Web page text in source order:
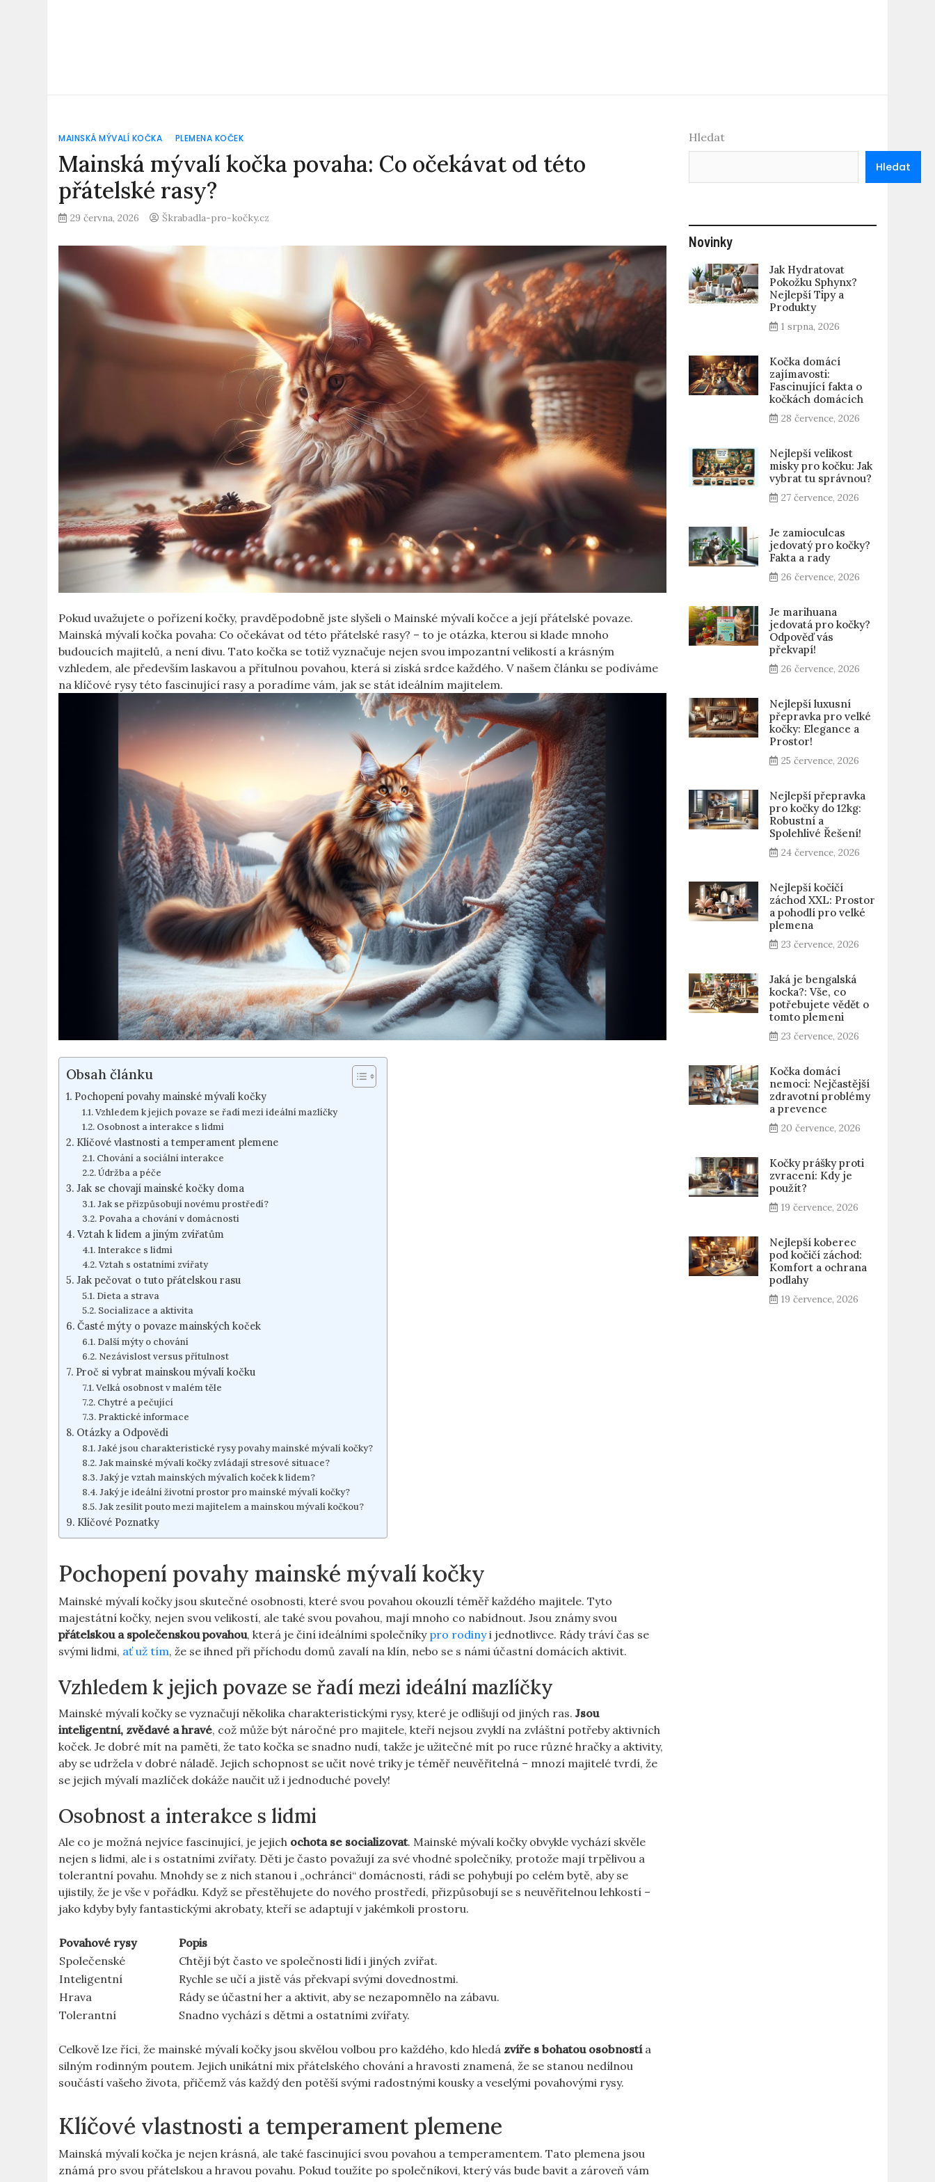
MAINSKÁ MÝVALÍ KOČKA PLEMENA KOČEK
Mainská mývalí kočka povaha: Co očekávat od této
přátelské rasy?
29 června, 2026 Škrabadla-pro-kočky.cz
Pokud uvažujete o pořízení kočky, pravděpodobně jste slyšeli o Mainské mývalí kočce a její přátelské povaze.
Mainská mývalí kočka povaha: Co očekávat od této přátelské rasy? – to je otázka, kterou si klade mnoho
budoucích majitelů, a není divu. Tato kočka se totiž vyznačuje nejen svou impozantní velikostí a krásným
vzhledem, ale především laskavou a přítulnou povahou, která si získá srdce každého. V našem článku se podíváme
na klíčové rysy této fascinující rasy a poradíme vám, jak se stát ideálním majitelem.
Obsah článku
Pochopení povahy mainské mývalí kočky
Vzhledem k jejich povaze se řadí mezi ideální mazlíčky
Osobnost a interakce s lidmi
Klíčové vlastnosti a temperament plemene
Chování a sociální interakce
Údržba a péče
Jak se chovají mainské kočky doma
Jak se přizpůsobují novému prostředí?
Povaha a chování v domácnosti
Vztah k lidem a jiným zvířatům
Interakce s lidmi
Vztah s ostatními zvířaty
Jak pečovat o tuto přátelskou rasu
Dieta a strava
Socializace a aktivita
Časté mýty o povaze mainských koček
Další mýty o chování
Nezávislost versus přítulnost
Proč si vybrat mainskou mývalí kočku
Velká osobnost v malém těle
Chytré a pečující
Praktické informace
Otázky a Odpovědi
Jaké jsou charakteristické rysy povahy mainské mývalí kočky?
Jak mainské mývalí kočky zvládají stresové situace?
Jaký je vztah mainských mývalích koček k lidem?
Jaký je ideální životní prostor pro mainské mývalí kočky?
Jak zesílit pouto mezi majitelem a mainskou mývalí kočkou?
Klíčové Poznatky
Pochopení povahy mainské mývalí kočky
Mainské mývalí kočky jsou skutečné osobnosti, které svou povahou okouzlí téměř každého majitele. Tyto
majestátní kočky, nejen svou velikostí, ale také svou povahou, mají mnoho co nabídnout. Jsou známy svou
přátelskou a společenskou povahou, která je činí ideálními společníky pro rodinyi jednotlivce. Rády tráví čas se
svými lidmi, ať už tím, že se ihned při příchodu domů zavalí na klín, nebo se s námi účastní domácích aktivit.
Vzhledem k jejich povaze se řadí mezi ideální mazlíčky
Mainské mývalí kočky se vyznačují několika charakteristickými rysy, které je odlišují od jiných ras.Jsou
inteligentní, zvědavé a hravé, což může být náročné pro majitele, kteří nejsou zvyklí na zvláštní potřeby aktivních
koček. Je dobré mít na paměti, že tato kočka se snadno nudí, takže je užitečné mít po ruce různé hračky a aktivity,
aby se udržela v dobré náladě. Jejich schopnost se učit nové triky je téměř neuvěřitelná – mnozí majitelé tvrdí, že
se jejich mývalí mazlíček dokáže naučit už i jednoduché povely!
Osobnost a interakce s lidmi
Ale co je možná nejvíce fascinující, je jejich ochota se socializovat. Mainské mývalí kočky obvykle vychází skvěle
nejen s lidmi, ale i s ostatními zvířaty. Děti je často považují za své vhodné společníky, protože mají trpělivou a
tolerantní povahu. Mnohdy se z nich stanou i „ochránci“ domácnosti, rádi se pohybují po celém bytě, aby se
ujistily, že je vše v pořádku. Když se přestěhujete do nového prostředí, přizpůsobují se s neuvěřitelnou lehkostí –
jako kdyby byly fantastickými akrobaty, kteří se adaptují v jakémkoli prostoru.
Povahové rysy
Popis
Společenské
Chtějí být často ve společnosti lidí i jiných zvířat.
Inteligentní
Rychle se učí a jistě vás překvapí svými dovednostmi.
Hrava
Rády se účastní her a aktivit, aby se nezapomnělo na zábavu.
Tolerantní
Snadno vychází s dětmi a ostatními zvířaty.
Celkově lze říci, že mainské mývalí kočky jsou skvělou volbou pro každého, kdo hledá zvíře s bohatou osobnostía
silným rodinným poutem. Jejich unikátní mix přátelského chování a hravosti znamená, že se stanou nedílnou
součástí vašeho života, přičemž vás každý den potěší svými radostnými kousky a veselými povahovými rysy.
Klíčové vlastnosti a temperament plemene
Mainská mývalí kočka je nejen krásná, ale také fascinující svou povahou a temperamentem. Tato plemena jsou
známá pro svou přátelskou a hravou povahu. Pokud toužíte po společníkovi, který vás bude bavit a zároveň vám
Hledat
Hledat
Novinky
Jak Hydratovat
Pokožku Sphynx?
Nejlepší Tipy a
Produkty
1 srpna, 2026
Kočka domácí
zajímavosti:
Fascinující fakta o
kočkách domácích
28 července, 2026
Nejlepší velikost
misky pro kočku: Jak
vybrat tu správnou?
27 července, 2026
Je zamioculcas
jedovatý pro kočky?
Fakta a rady
26 července, 2026
Je marihuana
jedovatá pro kočky?
Odpověď vás
překvapí!
26 července, 2026
Nejlepší luxusní
přepravka pro velké
kočky: Elegance a
Prostor!
25 července, 2026
Nejlepší přepravka
pro kočky do 12kg:
Robustní a
Spolehlivé Řešení!
24 července, 2026
Nejlepší kočičí
záchod XXL: Prostor
a pohodlí pro velké
plemena
23 července, 2026
Jaká je bengalská
kocka?: Vše, co
potřebujete vědět o
tomto plemeni
23 července, 2026
Kočka domácí
nemoci: Nejčastější
zdravotní problémy
a prevence
20 července, 2026
Kočky prášky proti
zvracení: Kdy je
použít?
19 července, 2026
Nejlepší koberec
pod kočičí záchod:
Komfort a ochrana
podlahy
19 července, 2026